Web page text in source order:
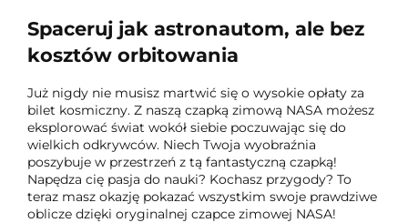
Spaceruj jak astronautom, ale bez
kosztów orbitowania
Już nigdy nie musisz martwić się o wysokie opłaty za
bilet kosmiczny. Z naszą czapką zimową NASA możesz
eksplorować świat wokół siebie poczuwając się do
wielkich odkrywców. Niech Twoja wyobraźnia
poszybuje w przestrzeń z tą fantastyczną czapką!
Napędza cię pasja do nauki? Kochasz przygody? To
teraz masz okazję pokazać wszystkim swoje prawdziwe
oblicze dzięki oryginalnej czapce zimowej NASA!